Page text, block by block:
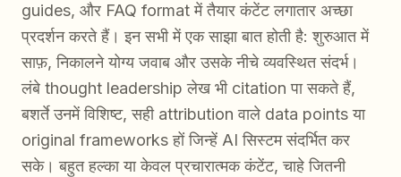
guides, और FAQ format में तैयार कंटेंट लगातार अच्छा
प्रदर्शन करते हैं। इन सभी में एक साझा बात होती है: शुरुआत में
साफ़, निकालने योग्य जवाब और उसके नीचे व्यवस्थित संदर्भ।
लंबे thought leadership लेख भी citation पा सकते हैं,
बशर्ते उनमें विशिष्ट, सही attribution वाले data points या
original frameworks हों जिन्हें AI सिस्टम संदर्भित कर
सके। बहुत हल्का या केवल प्रचारात्मक कंटेंट, चाहे जितनी